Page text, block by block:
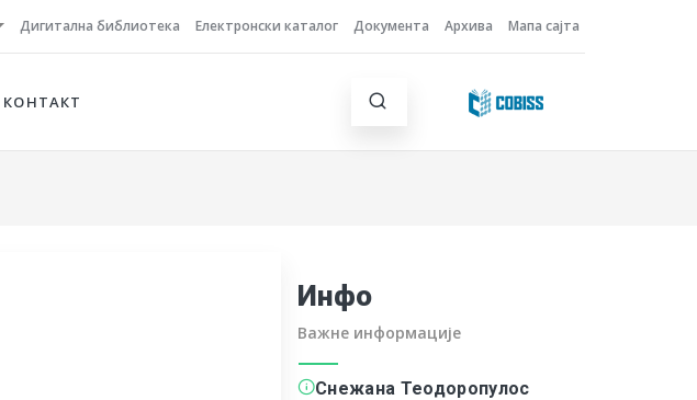
Дигитална библиотека Електронски каталог Документа Архива Мапа сајта
КОНТАКТ
Инфо
Важне информације
Снежана Теодоропулос